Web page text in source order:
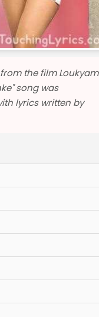
the film Loukyam
song was
lyrics written by